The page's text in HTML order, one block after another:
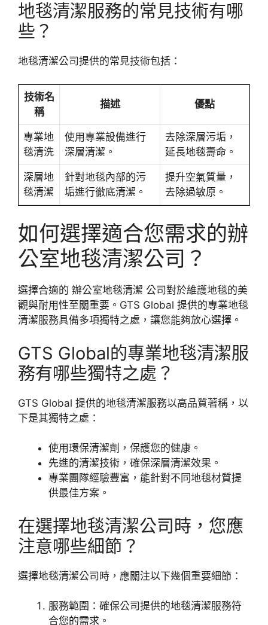
地毯清潔服務的常見技術有哪
些？
地毯清潔公司提供的常見技術包括：
技術名
稱
描述 優點
專業地
毯清洗
使用專業設備進行
深層清潔。
去除深層污垢，
延長地毯壽命。
深層地
毯清潔
針對地毯內部的污
垢進行徹底清潔。
提升空氣質量，
去除過敏原。
如何選擇適合您需求的辦
公室地毯清潔公司？
選擇合適的 辦公室地毯清潔 公司對於維護地毯的美
觀與耐用性至關重要。GTS Global 提供的專業地毯
清潔服務具備多項獨特之處，讓您能夠放心選擇。
GTS Global的專業地毯清潔服
務有哪些獨特之處？
GTS Global 提供的地毯清潔服務以高品質著稱，以
下是其獨特之處：
使用環保清潔劑，保護您的健康。
先進的清潔技術，確保深層清潔效果。
專業團隊經驗豐富，能針對不同地毯材質提
供最佳方案。
在選擇地毯清潔公司時，您應
注意哪些細節？
選擇地毯清潔公司時，應關注以下幾個重要細節：
服務範圍：確保公司提供的地毯清潔服務符
合您的需求。